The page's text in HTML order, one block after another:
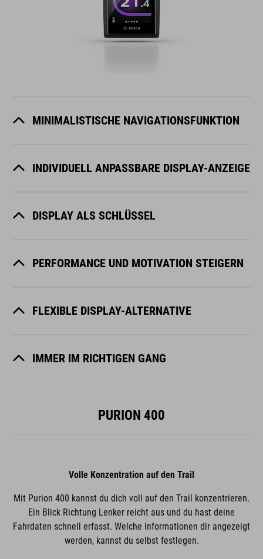
MINIMALISTISCHE NAVIGATIONSFUNKTION
INDIVIDUELL ANPASSBARE DISPLAY-ANZEIGE
DISPLAY ALS SCHLÜSSEL
PERFORMANCE UND MOTIVATION STEIGERN
FLEXIBLE DISPLAY-ALTERNATIVE
IMMER IM RICHTIGEN GANG
PURION 400
Volle Konzentration auf den Trail
Mit Purion 400 kannst du dich voll auf den Trail konzentrieren.
Ein Blick Richtung Lenker reicht aus und du hast deine
Fahrdaten schnell erfasst. Welche Informationen dir angezeigt
werden, kannst du selbst festlegen.